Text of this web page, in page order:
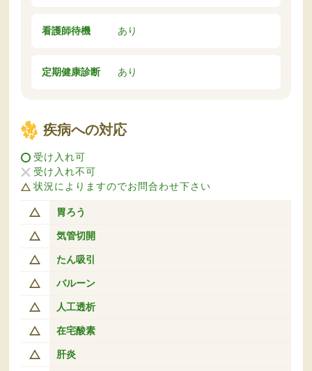
看護師待機 あり
定期健康診断 あり
疾病への対応
受け入れ可
受け入れ不可
状況によりますのでお問合わせ下さい
胃ろう
気管切開
たん吸引
バルーン
人工透析
在宅酸素
肝炎